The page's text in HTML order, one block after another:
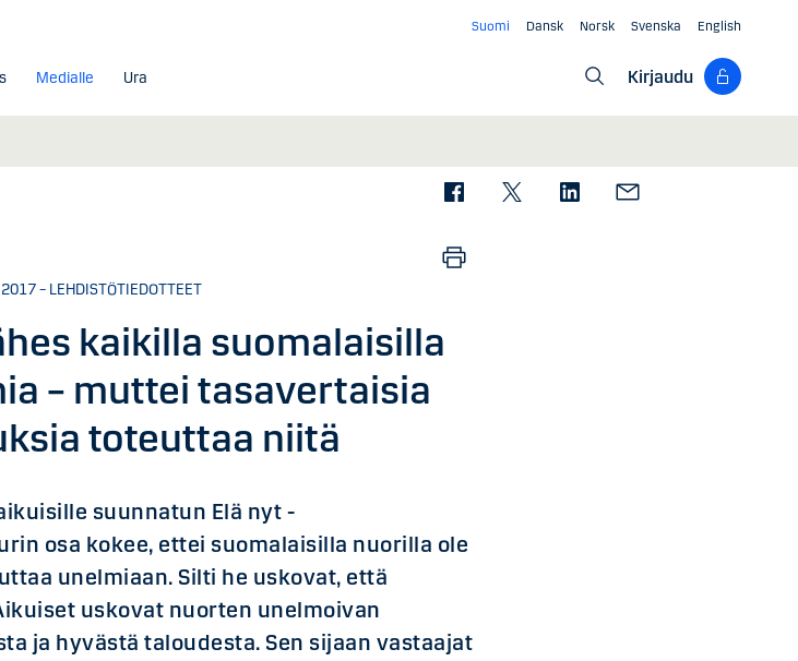
Suomi Dansk Norsk Svenska English
Medialle Ura Kirjaudu
– LEHDISTÖTIEDOTTEET
kaikilla suomalaisilla
– muttei tasavertaisia
toteuttaa niitä
suunnatun Elä nyt -
osa kokee, ettei suomalaisilla nuorilla ole
unelmiaan. Silti he uskovat, että
uskovat nuorten unelmoivan
ja hyvästä taloudesta. Sen sijaan vastaajat